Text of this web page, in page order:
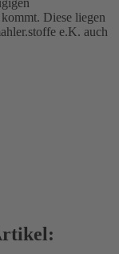
Diese liegen
e.K. auch